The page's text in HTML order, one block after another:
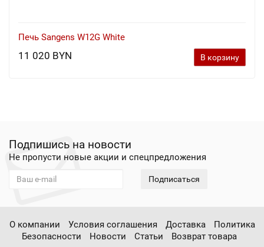
Печь Sangens W12G White
11 020 BYN В корзину
Подпишись на новости
Не пропусти новые акции и спецпредложения
Подписаться
О компании Условия соглашения Доставка
Политика
Безопасности
Новости Статьи Возврат товара